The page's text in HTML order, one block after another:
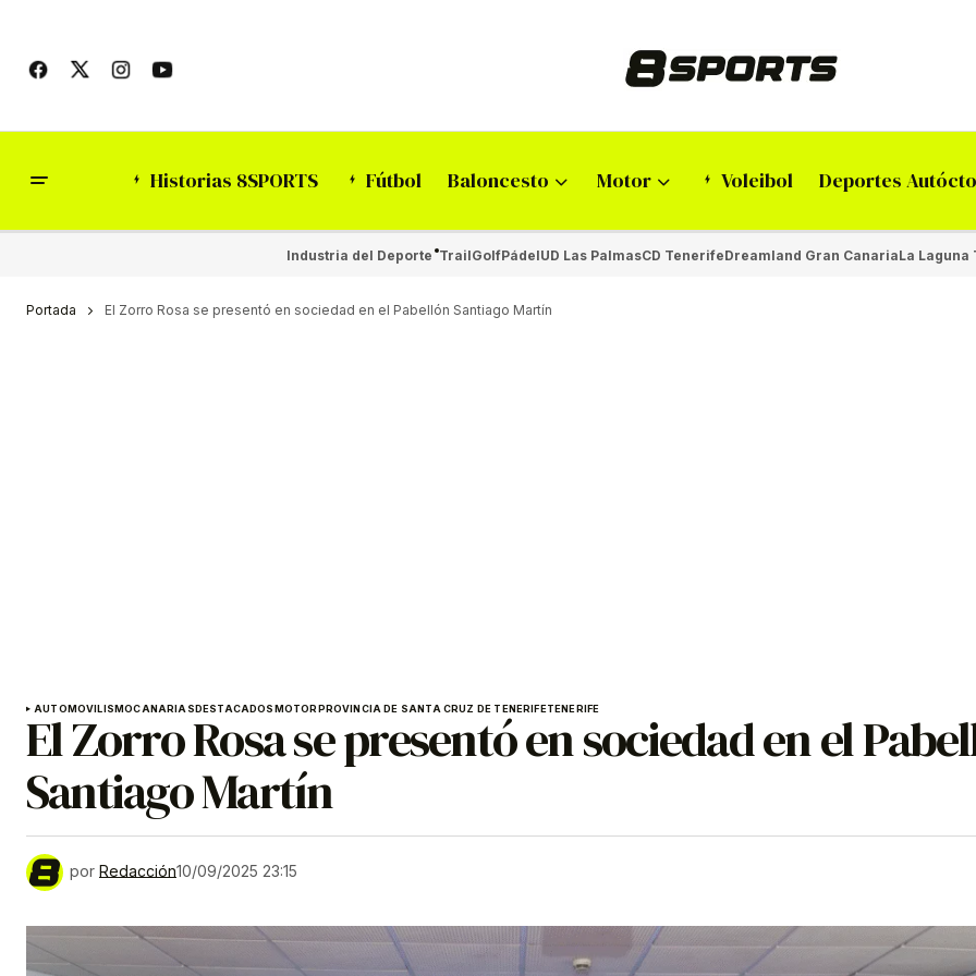
Historias 8SPORTS Fútbol Baloncesto Motor Voleibol Deportes
Industria del Deporte TrailGolfPádelUD Las PalmasCD TenerifeDreamland Gran CanariaLa Laguna
Portada El Zorro Rosa se presentó en sociedad en el Pabellón Santiago Martín
AUTOMOVILISMOCANARIASDESTACADOSMOTORPROVINCIA DE SANTA CRUZ DE TENERIFETENERIFE
El Zorro Rosa se presentó en sociedad en el
Santiago Martín
por Redacción10/09/2025 23:15